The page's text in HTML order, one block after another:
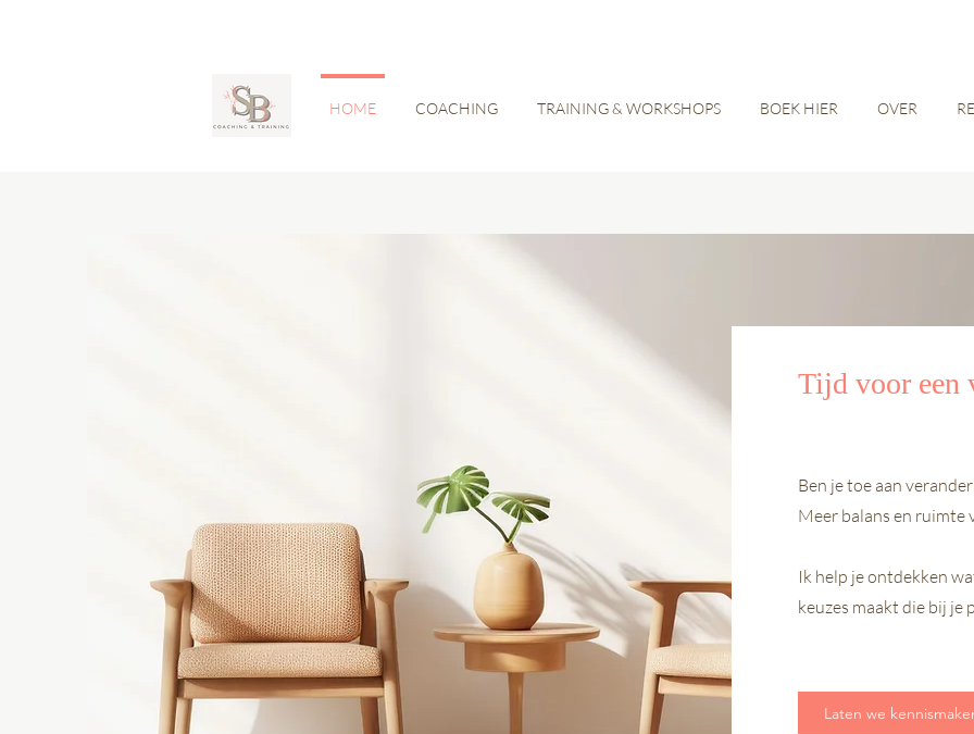
HOME COACHING TRAINING & WORKSHOPS BOEK HIER OVER
Tijd voor een
Ben je toe aan
Meer balans en ruimte
Ik help je ontdekken
keuzes maakt die bij je
Laten we